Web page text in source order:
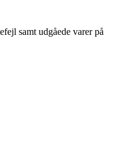
samt udgåede varer på